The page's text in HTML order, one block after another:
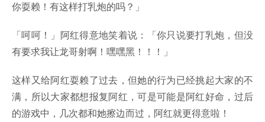
你耍赖！有这样打乳炮的吗？」
「呵呵！」阿红得意地笑着说：「你只说要打乳炮，但没
有要求我让龙哥射啊！嘿嘿黑！！！」
这样又给阿红耍赖了过去，但她的行为已经挑起大家的不
满，所以大家都想报复阿红，可是可能是阿红好命，过后
的游戏中，几次都和她擦边而过，阿红就更得意啦！